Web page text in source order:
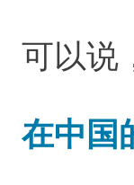
可以说
在中国